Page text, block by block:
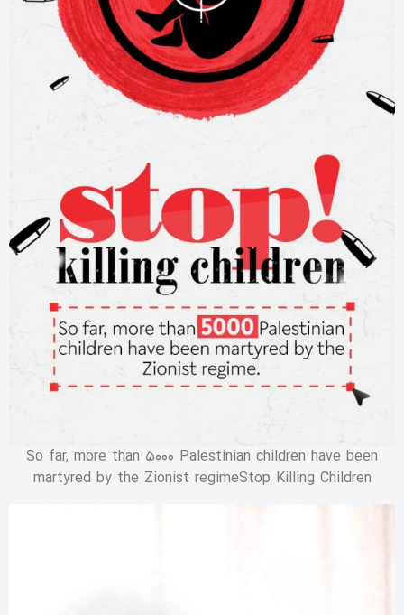
So far, more than 5000 Palestinian children have been
martyred by the Zionist regimeStop Killing Children